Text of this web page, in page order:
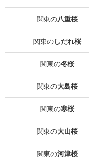
関東の八重桜
関東のしだれ桜
関東の冬桜
関東の大島桜
関東の寒桜
関東の大山桜
関東の河津桜